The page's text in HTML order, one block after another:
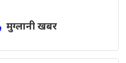
मुग्लानी खबर